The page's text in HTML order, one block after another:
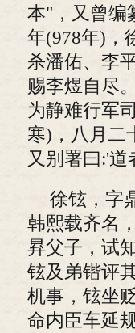
本"，又曾编
年(978年)，
杀潘佑、李
赐李煜自尽
为静难行军
寒)，八月二
又别署曰:'
徐铉，字
韩熙载齐名
昪父子，试
铉及弟锴评
机事，铉坐
命内臣车延